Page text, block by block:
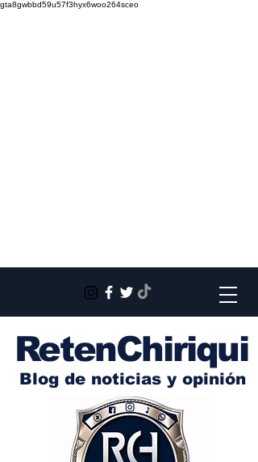
gta8gwbbd59u57f3hyx6woo264sceo
RetenChiriqui
Blog de noticias y opinión